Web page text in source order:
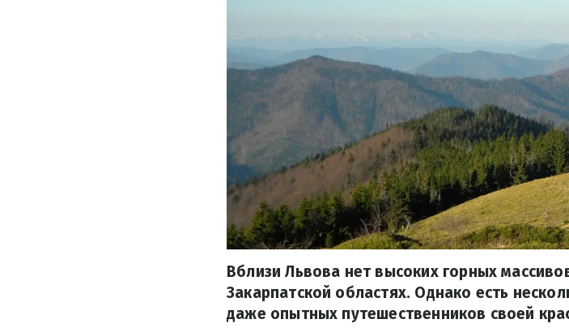
Вблизи Львова нет высоких горных
Закарпатской областях. Однако есть
даже опытных путешественников своей